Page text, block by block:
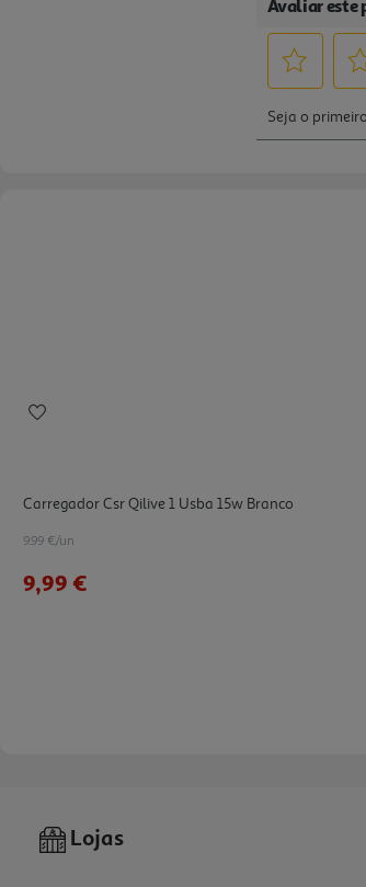
Carregador Csr Qilive 1 Usba 15w Branco
9.99 €/un
9,99 €
Lojas